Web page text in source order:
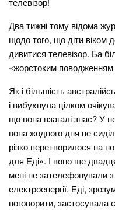
Два тижні тому відома
щодо того, що діти віком
дивитися телевізор. Ба
«жорстоким поводженням
Як і більшість
і вибухнула цілком
що вона взагалі знає? У
вона жодного дня не
різко перетворилося на
для Еді». І воно ще
мені не зателефонували
електроенергії. Еді,
поговорити, застосувала